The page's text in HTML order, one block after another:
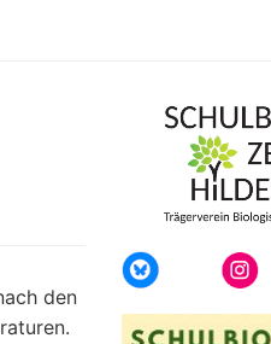
den